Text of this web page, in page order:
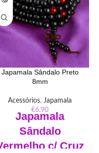
Japamala Sândalo Preto
8mm
Acessórios, Japamala
€6.90
Japamala
Sândalo
c/ Cruz